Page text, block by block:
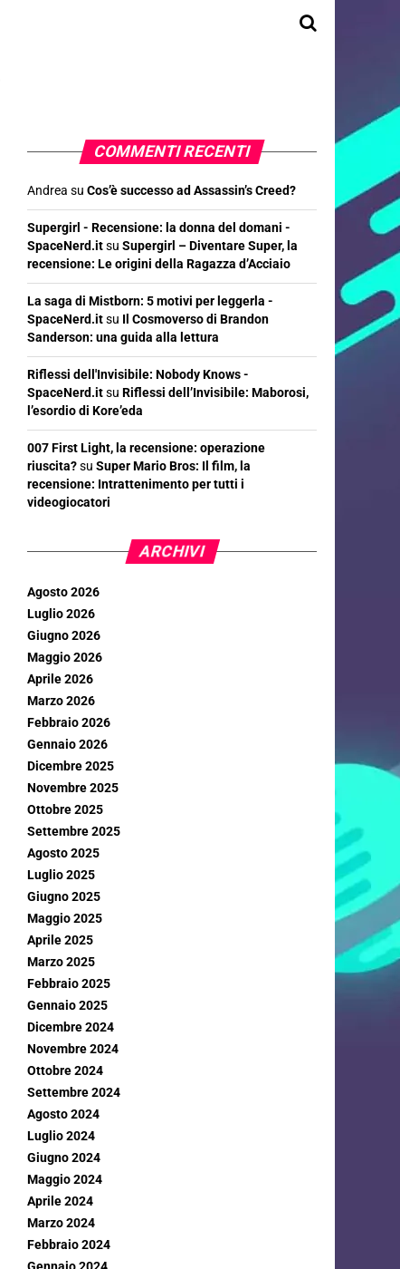
COMMENTI RECENTI
Andrea su Cos’è successo ad Assassin’s Creed?
Supergirl - Recensione: la donna del domani -
SpaceNerd.itsu Supergirl – Diventare Super, la
recensione: Le origini della Ragazza d’Acciaio
La saga di Mistborn: 5 motivi per leggerla -
SpaceNerd.itsu Il Cosmoverso di Brandon
Sanderson: una guida alla lettura
Riflessi dell'Invisibile: Nobody Knows -
SpaceNerd.itsu Riflessi dell’Invisibile: Maborosi,
l’esordio di Kore’eda
007 First Light, la recensione: operazione
riuscita?su Super Mario Bros: Il film, la
recensione: Intrattenimento per tutti i
videogiocatori
ARCHIVI
Agosto 2026
Luglio 2026
Giugno 2026
Maggio 2026
Aprile 2026
Marzo 2026
Febbraio 2026
Gennaio 2026
Dicembre 2025
Novembre 2025
Ottobre 2025
Settembre 2025
Agosto 2025
Luglio 2025
Giugno 2025
Maggio 2025
Aprile 2025
Marzo 2025
Febbraio 2025
Gennaio 2025
Dicembre 2024
Novembre 2024
Ottobre 2024
Settembre 2024
Agosto 2024
Luglio 2024
Giugno 2024
Maggio 2024
Aprile 2024
Marzo 2024
Febbraio 2024